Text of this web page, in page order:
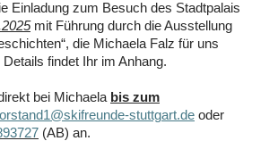
Einladung zum Besuch des Stadtpalais
mit Führung durch die Ausstellung
die Michaela Falz für uns
Details findet Ihr im Anhang.
bei Michaela bis zum
stuttgart.de oder
(AB) an.